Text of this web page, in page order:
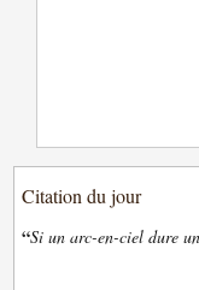
Citation du jour
“Si un arc-en-ciel dure